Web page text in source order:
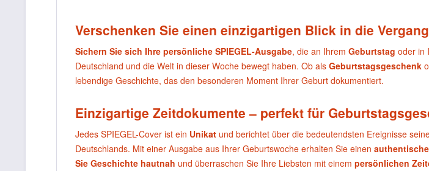
Verschenken Sie einen einzigartigen Blick in die
Sichern Sie sich Ihre persönliche SPIEGEL-Ausgabe, die an Ihrem Geburtstag oder in
Deutschland und die Welt in dieser Woche bewegt haben. Ob als Geburtstagsgeschenk
lebendige Geschichte, das den besonderen Moment Ihrer Geburt dokumentiert.
Einzigartige Zeitdokumente – perfekt für
Jedes SPIEGEL-Cover ist ein Unikat und berichtet über die bedeutendsten Ereignisse
Deutschlands. Mit einer Ausgabe aus Ihrer Geburtswoche erhalten Sie einen
Sie Geschichte hautnah und überraschen Sie Ihre Liebsten mit einem persönlichen